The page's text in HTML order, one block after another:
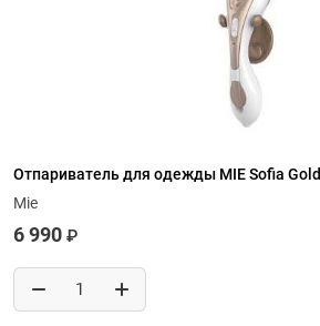
Отпариватель для одежды MIE Sofia Gold
Mie
6 990 ₽